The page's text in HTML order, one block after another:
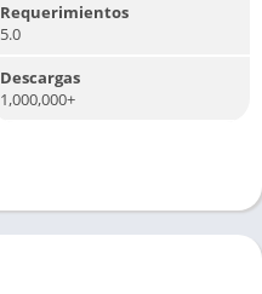
Requerimientos
5.0
Descargas
1,000,000+